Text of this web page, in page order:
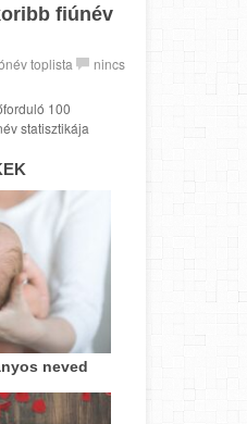
fiúnév
toplista
nincs
100
statisztikája
neved